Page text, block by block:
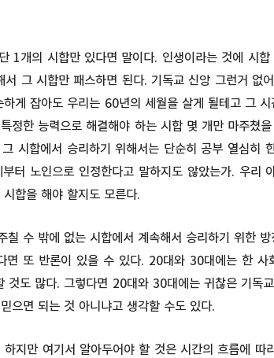
1개의 시합만 있다면 말이다. 인생이라는 것에 시
그 시합만 패스하면 된다. 기독교 신앙 그런거 없
게 잡아도 우리는 60년의 세월을 살게 될테고 그 시
정한 능력으로 해결해야 하는 시합 몇 개만 마주쳤
시합에서 승리하기 위해서는 단순히 공부 열심히
터 노인으로 인정한다고 말하지도 않았는가. 우리
합을 해야 할지도 모른다.
칠 수 밖에 없는 시합에서 계속해서 승리하기 위한
면 또 반론이 있을 수 있다. 20대와 30대에는 한 사
것도 많다. 그렇다면 20대와 30대에는 귀찮은 기독
으면 되는 것 아니냐고 생각할 수도 있다.
지만 여기서 알아두어야 할 것은 시간의 흐름에 따